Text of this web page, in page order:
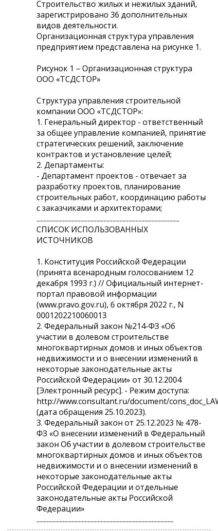
Строительство жилых и нежилых зданий,
зарегистрировано 36 дополнительных
видов деятельности.
Организационная структура управления
предприятием представлена на рисунке 1.
Рисунок 1 – Организационная структура
ООО «ТСДСТОР»
Структура управления строительной
компании ООО «ТСДСТОР»:
1. Генеральный директор - ответственный
за общее управление компанией, принятие
стратегических решений, заключение
контрактов и установление целей;
2. Департаменты:
- Департамент проектов - отвечает за
разработку проектов, планирование
строительных работ, координацию работы
с заказчиками и архитекторами;
..................................................................................................
СПИСОК ИСПОЛЬЗОВАННЫХ
ИСТОЧНИКОВ
1. Конституция Российской Федерации
(принята всенародным голосованием 12
декабря 1993 г.) // Официальный интернет-
портал правовой информации
(www.pravo.gov.ru), 6 октября 2022 г., N
0001202210060013
2. Федеральный закон №214-ФЗ «Об
участии в долевом строительстве
многоквартирных домов и иных объектов
недвижимости и о внесении изменений в
некоторые законодательные акты
Российской Федерации» от 30.12.2004
[Электронный ресурс]. - Режим доступа:
http://www.consultant.ru/document/
(дата обращения 25.10.2023).
3. Федеральный закон от 25.12.2023 № 478-
ФЗ «О внесении изменений в Федеральный
закон Об участии в долевом строительстве
многоквартирных домов и иных объектов
недвижимости и о внесении изменений в
некоторые законодательные акты
Российской Федерации и отдельные
законодательные акты Российской
Федерации»
..............................................................................................